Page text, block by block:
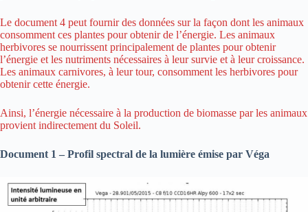
Le document 4 peut fournir des données sur la façon dont les animaux
consomment ces plantes pour obtenir de l’énergie. Les animaux
herbivores se nourrissent principalement de plantes pour obtenir
l’énergie et les nutriments nécessaires à leur survie et à leur croissance.
Les animaux carnivores, à leur tour, consomment les herbivores pour
obtenir cette énergie.
Ainsi, l’énergie nécessaire à la production de biomasse par les animaux
provient indirectement du Soleil.
Document 1 – Profil spectral de la lumière émise par Véga